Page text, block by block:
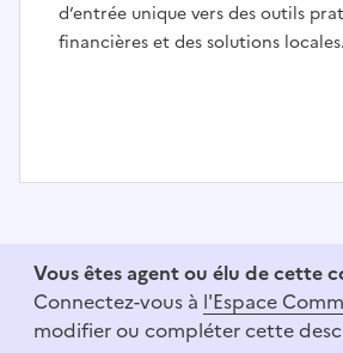
d’entrée unique vers des outils
financières et des solutions locales.
Vous êtes agent ou élu de cette
Connectez-vous à l'Espace
modifier ou compléter cette